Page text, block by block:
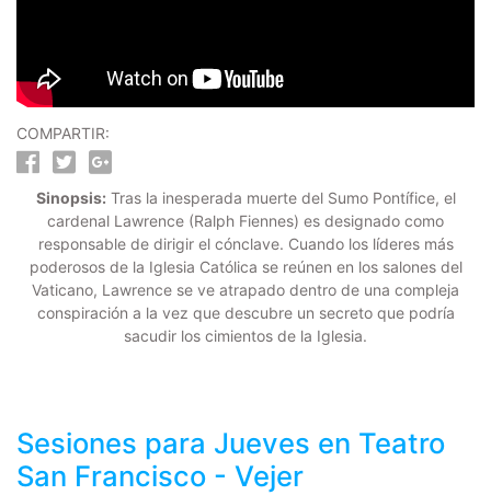
COMPARTIR:
Sinopsis: Tras la inesperada muerte del Sumo Pontífice, el
cardenal Lawrence (Ralph Fiennes) es designado como
responsable de dirigir el cónclave. Cuando los líderes más
poderosos de la Iglesia Católica se reúnen en los salones del
Vaticano, Lawrence se ve atrapado dentro de una compleja
conspiración a la vez que descubre un secreto que podría
sacudir los cimientos de la Iglesia.
Sesiones para Jueves en Teatro
San Francisco - Vejer